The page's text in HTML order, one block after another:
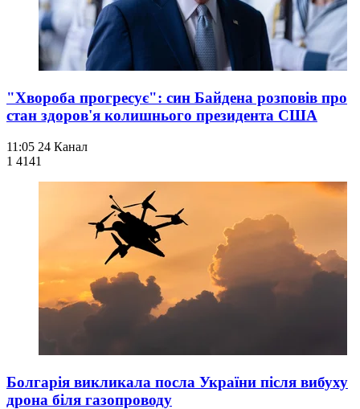
"Хвороба прогресує": син Байдена розповів про
стан здоров'я колишнього президента США
11:05 24 Канал
1 4141
Болгарія викликала посла України після вибуху
дрона біля газопроводу